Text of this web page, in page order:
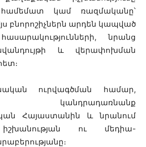
համեմատ կամ ռազմականը՝
բնորոշիչներն արդեն կապված
նրանց
և վերափոխման
ուրվագծման համար,
կանդրադառնանք
Հայաստանին և նրանում
ու մեդիա-